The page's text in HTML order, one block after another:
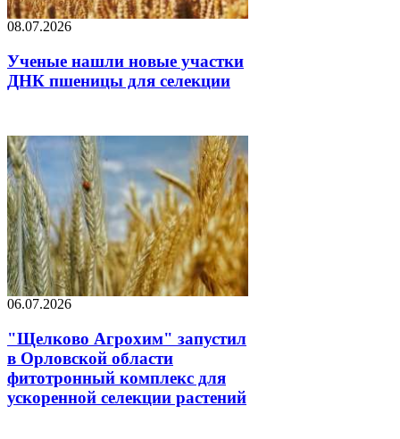
08.07.2026
Ученые нашли новые участки
ДНК пшеницы для селекции
06.07.2026
"Щелково Агрохим" запустил
в Орловской области
фитотронный комплекс для
ускоренной селекции растений